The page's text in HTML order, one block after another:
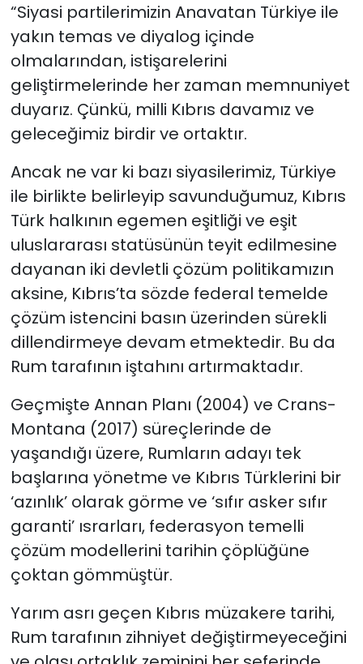
“Siyasi partilerimizin Anavatan Türkiye ile
yakın temas ve diyalog içinde
olmalarından, istişarelerini
geliştirmelerinde her zaman memnuniyet
duyarız. Çünkü, milli Kıbrıs davamız ve
geleceğimiz birdir ve ortaktır.
Ancak ne var ki bazı siyasilerimiz, Türkiye
ile birlikte belirleyip savunduğumuz, Kıbrıs
Türk halkının egemen eşitliği ve eşit
uluslararası statüsünün teyit edilmesine
dayanan iki devletli çözüm politikamızın
aksine, Kıbrıs’ta sözde federal temelde
çözüm istencini basın üzerinden sürekli
dillendirmeye devam etmektedir. Bu da
Rum tarafının iştahını artırmaktadır.
Geçmişte Annan Planı (2004) ve Crans-
Montana (2017) süreçlerinde de
yaşandığı üzere, Rumların adayı tek
başlarına yönetme ve Kıbrıs Türklerini bir
‘azınlık’ olarak görme ve ‘sıfır asker sıfır
garanti’ ısrarları, federasyon temelli
çözüm modellerini tarihin çöplüğüne
çoktan gömmüştür.
Yarım asrı geçen Kıbrıs müzakere tarihi,
Rum tarafının zihniyet değiştirmeyeceğini